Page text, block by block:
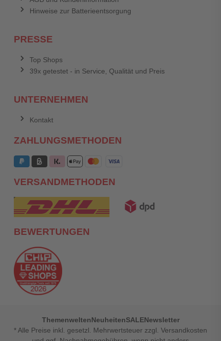
Hinweise zur Batterieentsorgung
PRESSE
Top Shops
39x getestet - in Service, Qualität und Preis
UNTERNEHMEN
Kontakt
ZAHLUNGSMETHODEN
VERSANDMETHODEN
BEWERTUNGEN
ThemenweltenNeuheitenSALENewsletter
* Alle Preise inkl. gesetzl. Mehrwertsteuer zzgl. Versandkosten